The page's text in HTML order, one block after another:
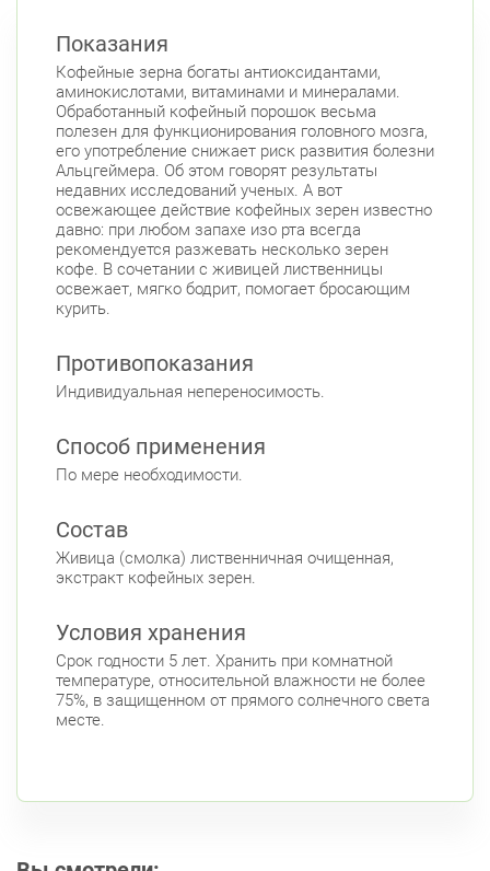
Показания
Кофейные зерна богаты антиоксидантами,
аминокислотами, витаминами и минералами.
Обработанный кофейный порошок весьма
полезен для функционирования головного мозга,
его употребление снижает риск развития болезни
Альцгеймера. Об этом говорят результаты
недавних исследований ученых. А вот
освежающее действие кофейных зерен известно
давно: при любом запахе изо рта всегда
рекомендуется разжевать несколько зерен
кофе. В сочетании с живицей лиственницы
освежает, мягко бодрит, помогает бросающим
курить.
Противопоказания
Индивидуальная непереносимость.
Способ применения
По мере необходимости.
Состав
Живица (смолка) лиственничная очищенная,
экстракт кофейных зерен.
Условия хранения
Срок годности 5 лет. Хранить при комнатной
температуре, относительной влажности не более
75%, в защищенном от прямого солнечного света
месте.